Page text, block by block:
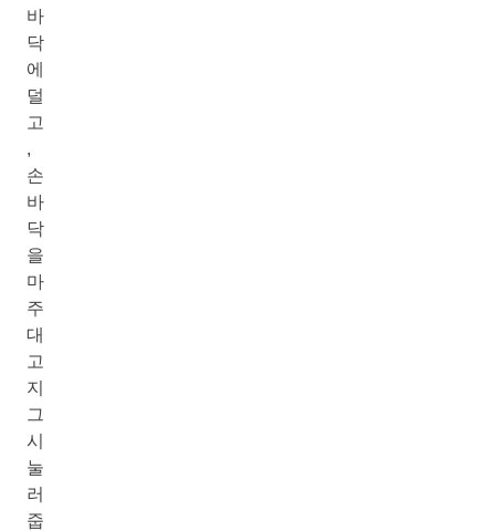
바
닥
에
덜
고
,
손
바
닥
을
마
주
대
고
지
그
시
눌
러
줍